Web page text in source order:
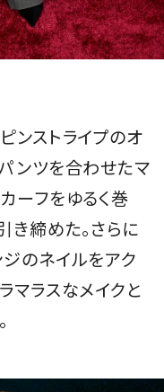
ンストライプのオ
ンツを合わせたマ
ーフをゆるく巻
き締めた。さらに
のネイルをアク
マラスなメイクと